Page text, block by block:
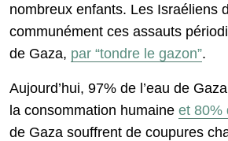
nombreux enfants. Les Israéliens
communément ces assauts
de Gaza, par “tondre le gazon”.
Aujourd’hui, 97% de l’eau de Gaza
la consommation humaine et 80%
de Gaza souffrent de coupures